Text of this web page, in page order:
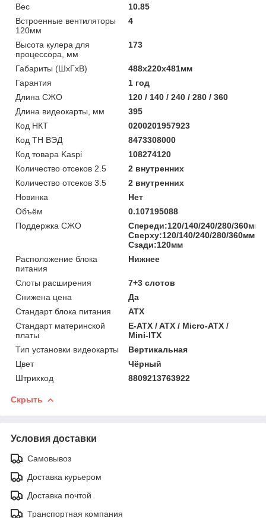
Вес
10.85
Встроенные вентиляторы
120мм
4
Высота кулера для
процессора, мм
173
Габариты (ШхГхВ)
488х220х481мм
Гарантия
1 год
Длина СЖО
120 / 140 / 240 / 280 / 360
Длина видеокарты, мм
395
Код НКТ
0200201957923
Код ТН ВЭД
8473308000
Код товара Kaspi
108274120
Количество отсеков 2.5
2 внутренних
Количество отсеков 3.5
2 внутренних
Новинка
Нет
Объём
0.107195088
Поддержка СЖО
Спереди:120/140/240/280/360мм;
Сверху:120/140/240/280/360мм;
Сзади:120мм
Расположение блока
питания
Нижнее
Слоты расширения
7+3 слотов
Снижена цена
Да
Стандарт блока питания
ATX
Стандарт материнской
платы
E-ATX / ATX / Micro-ATX /
Mini-ITX
Тип установки видеокарты
Вертикальная
Цвет
Чёрный
Штрихкод
8809213763922
Скрыть
Условия доставки
Самовывоз
Доставка курьером
Доставка почтой
Транспортная компания